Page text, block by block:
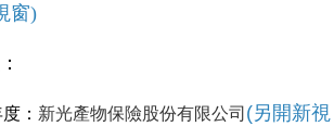
窗)
： 新光產物保險股份有限公司 (另開新視